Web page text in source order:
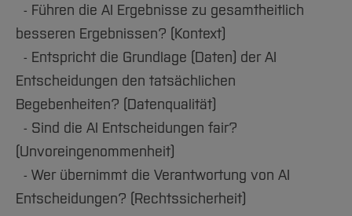
- Führen die AI Ergebnisse zu gesamtheitlich
besseren Ergebnissen? (Kontext)
- Entspricht die Grundlage (Daten) der AI
Entscheidungen den tatsächlichen
Begebenheiten? (Datenqualität)
- Sind die AI Entscheidungen fair?
(Unvoreingenommenheit)
- Wer übernimmt die Verantwortung von AI
Entscheidungen? (Rechtssicherheit)